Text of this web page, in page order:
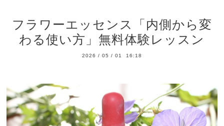
フラワーエッセンス「内側から変
わる使い方」無料体験レッスン
2026 / 05 / 01 16:18